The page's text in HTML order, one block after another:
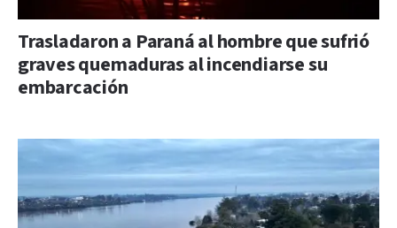
Trasladaron a Paraná al hombre que sufrió
graves quemaduras al incendiarse su
embarcación